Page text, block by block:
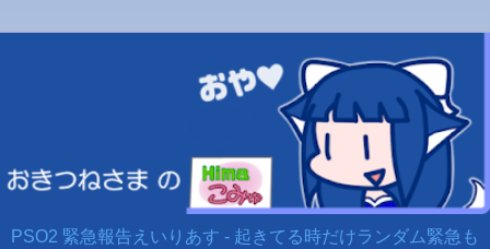
PSO2 緊急報告えいりあす - 起きてる時だけランダム緊急も